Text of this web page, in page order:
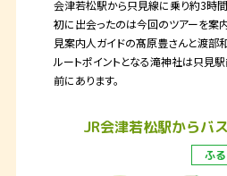
会津若松駅から只見線に乗り約3時
初に出会ったのは今回のツアーを案
見案内人ガイドの髙原豊さんと渡部
ルートポイントとなる滝神社は只見
前にあります。
JR会津若松駅からバ
ふ